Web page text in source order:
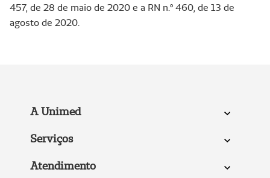
457, de 28 de maio de 2020 e a RN n.º 460, de 13 de
agosto de 2020.
A Unimed
Serviços
Atendimento